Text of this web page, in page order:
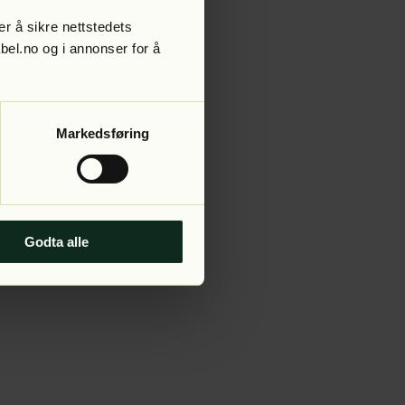
å sikre nettstedets
og i annonser for å
Markedsføring
Godta alle